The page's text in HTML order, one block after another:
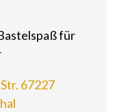
für
67227